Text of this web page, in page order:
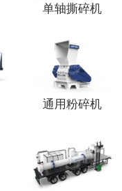
单轴撕碎机
通用粉碎机